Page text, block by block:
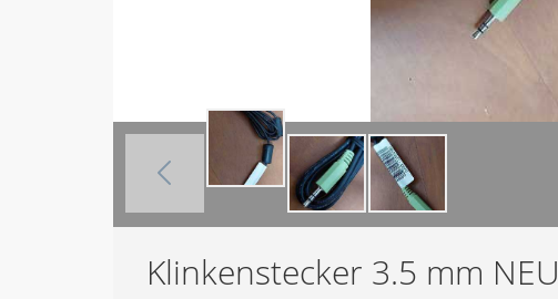
Klinkenstecker 3.5 mm NEU